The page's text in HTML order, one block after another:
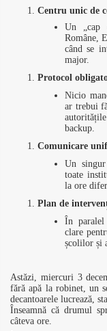
Centru unic de
Un „cap
Române,
când se
major.
Protocol
Nicio
ar trebui
backup.
Comunicare
Un
toate
la ore
Plan de
În paralel
clare
școlilor și
Astăzi, miercuri 3
fără apă la robinet, un
decantoarele lucrează,
Înseamnă că drumul
câteva ore.